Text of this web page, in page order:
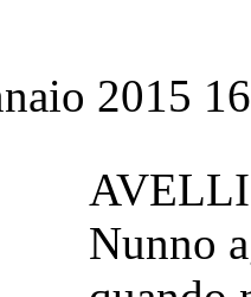
2015
Nunno